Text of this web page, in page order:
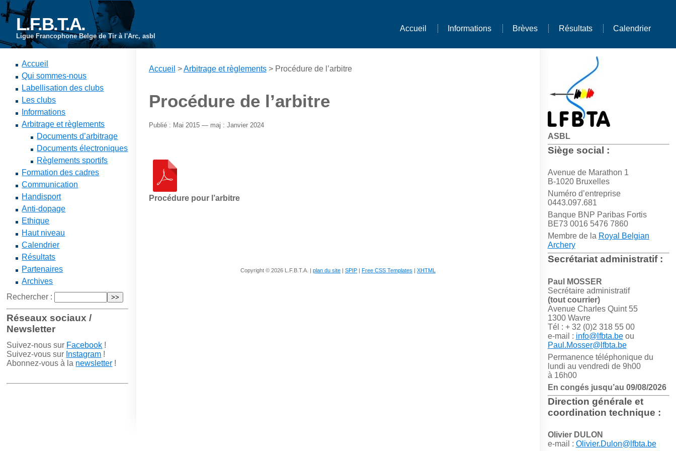
L.F.B.T.A.
Ligue Francophone Belge de Tir à l'Arc, asbl
Accueil Informations Brèves Résultats Calendrier
ASBL
Siège social :
Avenue de Marathon 1
B-1020 Bruxelles
Numéro d’entreprise
0443.097.681
Banque BNP Paribas Fortis
BE73 0016 5476 7860
Membre de la Royal Belgian
Archery
Secrétariat administratif :
Paul MOSSER
Secrétaire administratif
(tout courrier)
Avenue Charles Quint 55
1300 Wavre
Tél : + 32 (0)2 318 55 00
e-mail : info@lfbta.beou
Paul.Mosser@lfbta.be
Permanence téléphonique du
lundi au vendredi de 9h00
à 16h00
En congés jusqu’au 09/08/2026
Direction générale et
coordination technique :
Olivier DULON
e-mail : Olivier.Dulon@lfbta.be
Accueil
Qui sommes-nous
Labellisation des clubs
Les clubs
Informations
Arbitrage et règlements
Documents d’arbitrage
Documents électroniques
Règlements sportifs
Formation des cadres
Communication
Handisport
Anti-dopage
Ethique
Haut niveau
Calendrier
Résultats
Partenaires
Archives
Rechercher :
Réseaux sociaux /
Newsletter
Suivez-nous sur Facebook !
Suivez-vous sur Instagram !
Abonnez-vous à la newsletter !
Accueil >Arbitrage et règlements> Procédure de l’arbitre
Procédure de l’arbitre
Publié : Mai 2015 — maj : Janvier 2024
Procédure pour l’arbitre
Copyright © 2026 L.F.B.T.A. | plan du site | SPIP | Free CSS Templates | XHTML